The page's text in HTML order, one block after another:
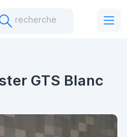
recherche
GTS Blanc